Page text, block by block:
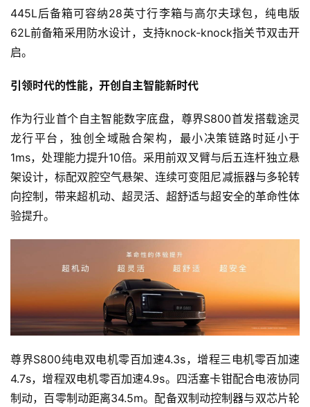
代
能
评
测
师
旅
车
快
报
注册
445L后备箱可容纳28英寸行李箱与高尔夫球包，纯电版
62L前备箱采用防水设计，支持knock-knock指关节双击开
启。
引领时代的性能，开创自主智能新时代
作为行业首个自主智能数字底盘，尊界S800首发搭载途灵
龙行平台，独创全域融合架构，最小决策链路时延小于
1ms，处理能力提升10倍。采用前双叉臂与后五连杆独立悬
架设计，标配双腔空气悬架、连续可变阻尼减振器与多轮转
向控制，带来超机动、超灵活、超舒适与超安全的革命性体
验提升。
尊界S800纯电双电机零百加速4.3s，增程三电机零百加速
4.7s，增程双电机零百加速4.9s。四活塞卡钳配合电液协同
制动，百零制动距离34.5m。配备双制动控制器与双芯片轮